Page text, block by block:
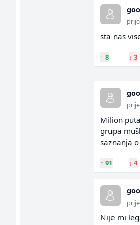
sta nas
↑ 8 ↓ 3
Milion
grupa
saznanja
↑ 91 ↓ 4
Nije mi